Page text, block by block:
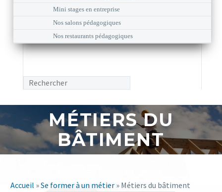
Mini stages en entreprise
Nos salons pédagogiques
Nos restaurants pédagogiques
MÉTIERS DU
BÂTIMENT
Accueil »Se former à un métier » Métiers du bâtiment